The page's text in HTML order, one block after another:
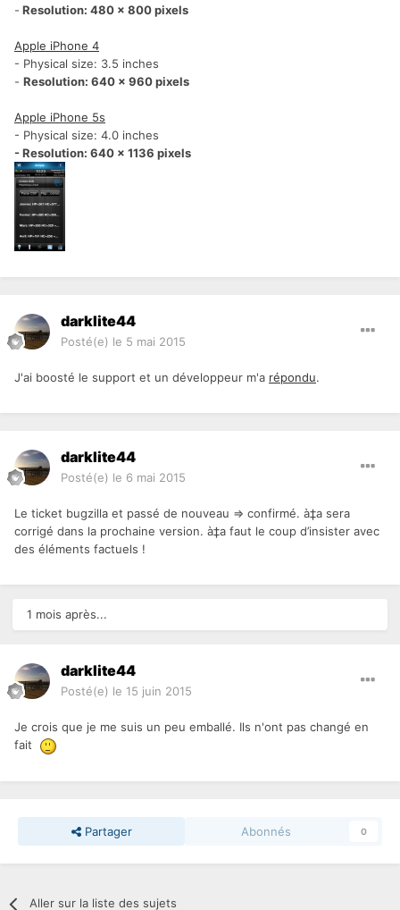
- Resolution: 480 x 800 pixels
Apple iPhone 4
- Physical size: 3.5 inches
- Resolution: 640 x 960 pixels
Apple iPhone 5s
- Physical size: 4.0 inches
- Resolution: 640 x 1136 pixels
darklite44
Posté(e) le 5 mai 2015
J'ai boosté le support et un développeur m'a répondu.
darklite44
Posté(e) le 6 mai 2015
Le ticket bugzilla et passé de nouveau => confirmé. à‡a sera
corrigé dans la prochaine version. à‡a faut le coup d’insister avec
des éléments factuels !
1 mois après...
darklite44
Posté(e) le 15 juin 2015
Je crois que je me suis un peu emballé. Ils n'ont pas changé en
fait
Partager Abonnés 0
Aller sur la liste des sujets